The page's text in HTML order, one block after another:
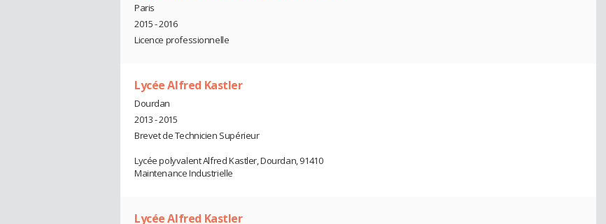
Paris
2015 - 2016
Licence professionnelle
Lycée Alfred Kastler
Dourdan
2013 - 2015
Brevet de Technicien Supérieur
Lycée polyvalent Alfred Kastler, Dourdan, 91410
Maintenance Industrielle
Lycée Alfred Kastler